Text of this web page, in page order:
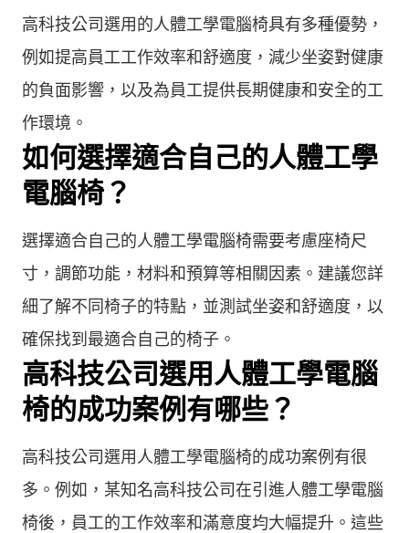
高科技公司選用的人體工學電腦椅具有多種優勢，
例如提高員工工作效率和舒適度，減少坐姿對健康
的負面影響，以及為員工提供長期健康和安全的工
作環境。
如何選擇適合自己的人體工學
電腦椅？
選擇適合自己的人體工學電腦椅需要考慮座椅尺
寸，調節功能，材料和預算等相關因素。建議您詳
細了解不同椅子的特點，並測試坐姿和舒適度，以
確保找到最適合自己的椅子。
高科技公司選用人體工學電腦
椅的成功案例有哪些？
高科技公司選用人體工學電腦椅的成功案例有很
多。例如，某知名高科技公司在引進人體工學電腦
椅後，員工的工作效率和滿意度均大幅提升。這些